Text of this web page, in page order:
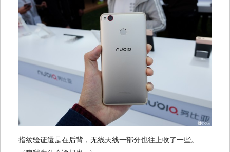
指纹验证還是在后背，无线天线一部分也往上收了一些。